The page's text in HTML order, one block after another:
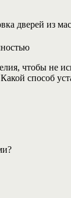
чтобы не
способ